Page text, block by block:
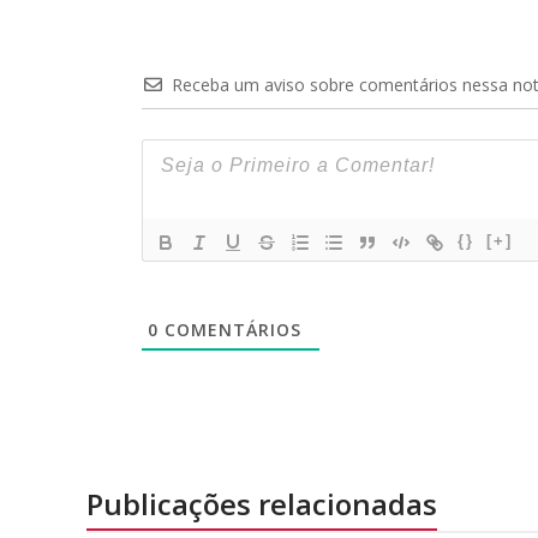
Receba um aviso sobre comentários nessa
{} [+]
0 COMENTÁRIOS
Publicações relacionadas